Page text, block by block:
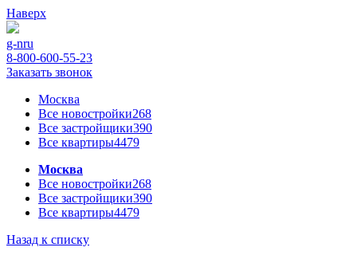
Наверх
g-nru
8-800-600-55-23
Заказать звонок
Москва
Все новостройки268
Все застройщики390
Все квартиры4479
Москва
Все новостройки268
Все застройщики390
Все квартиры4479
Назад к списку